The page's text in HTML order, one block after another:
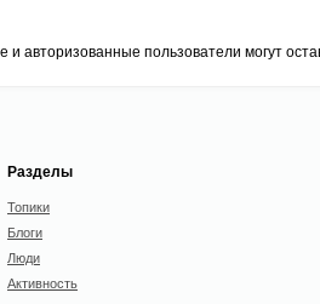
и авторизованные пользователи могут
Разделы
Топики
Блоги
Люди
Активность